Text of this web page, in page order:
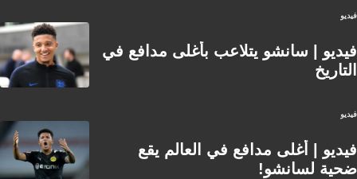
فيديو
فيديو | سانشو يتلاعب بأغلى مدافع في
التاريخ
فيديو
فيديو | أغلى مدافع في العالم يقع
ضحية لسانشو!